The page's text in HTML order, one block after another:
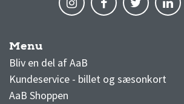
Menu
Bliv en del af AaB
Kundeservice - billet og sæsonkort
AaB Shoppen